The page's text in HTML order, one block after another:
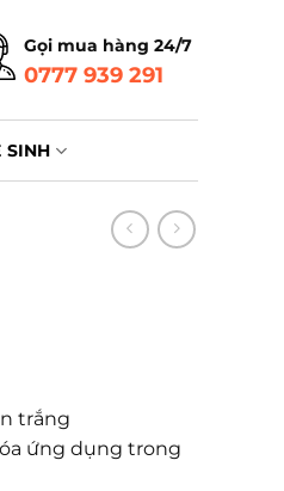
Gọi mua hàng 24/7
0777 939 291
SINH
trắng
ứng dụng trong